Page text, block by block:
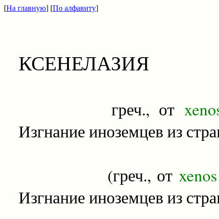
[На главную] [По алфавиту]
КСЕНЕЛАЗИЯ
греч., от
Изгнание иноземцев из
(греч., от
Изгнание иноземцев из